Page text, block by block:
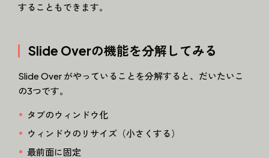
することもできます。
Slide Overの機能を分解してみる
Slide Over がやっていることを分解すると、だいたいこ
の3つです。
タブのウィンドウ化
ウィンドウのリサイズ（小さくする）
最前面に固定